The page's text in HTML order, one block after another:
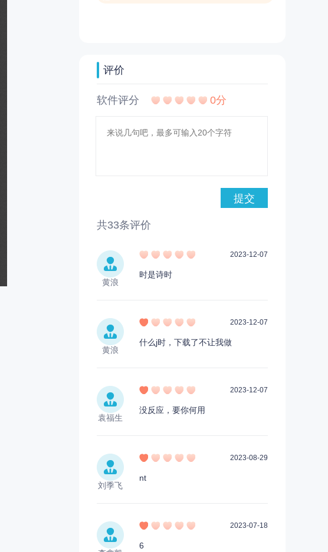
评价
软件评分 0分
共33条评价
黄浪
2023-12-07
时是诗时
黄浪
2023-12-07
什么j时，下载了不让我做
袁福生
2023-12-07
没反应，要你何用
刘季飞
2023-08-29
nt
2023-07-18
6